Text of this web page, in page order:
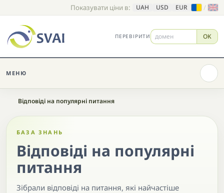
Показувати ціни в: UAH USD EUR /
ПЕРЕВІРИТИ OK
МЕНЮ
Головна
Відповіді на популярні питання
БАЗА ЗНАНЬ
Відповіді на популярні
питання
Зібрали відповіді на питання, які найчастіше